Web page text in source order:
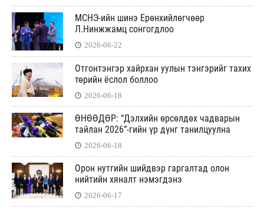
МСНЭ-ийн шинэ Ерөнхийлөгчөөр
Л.Нинжжамц сонгогдлоо
2026-06-22
Отгонтэнгэр хайрхан уулын тэнгэрийг тахих
төрийн ёслол боллоо
2026-06-18
ӨНӨӨДӨР: “Дэлхийн өрсөлдөх чадварын
тайлан 2026”-гийн үр дүнг танилцуулна
2026-06-18
Орон нутгийн шийдвэр гаргалтад олон
нийтийн хяналт нэмэгдэнэ
2026-06-17